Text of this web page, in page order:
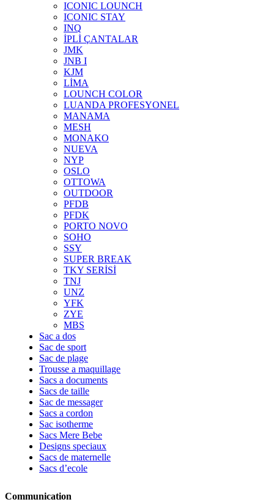
ICONIC LOUNCH
ICONIC STAY
INQ
İPLİ ÇANTALAR
JMK
JNB I
KJM
LİMA
LOUNCH COLOR
LUANDA PROFESYONEL
MANAMA
MESH
MONAKO
NUEVA
NYP
OSLO
OTTOWA
OUTDOOR
PFDB
PFDK
PORTO NOVO
SOHO
SSY
SUPER BREAK
TKY SERİSİ
TNJ
UNZ
YFK
ZYE
MBS
Sac a dos
Sac de sport
Sac de plage
Trousse a maquillage
Sacs a documents
Sacs de taille
Sac de messager
Sacs a cordon
Sac isotherme
Sacs Mere Bebe
Designs speciaux
Sacs de maternelle
Sacs d’ecole
Communication